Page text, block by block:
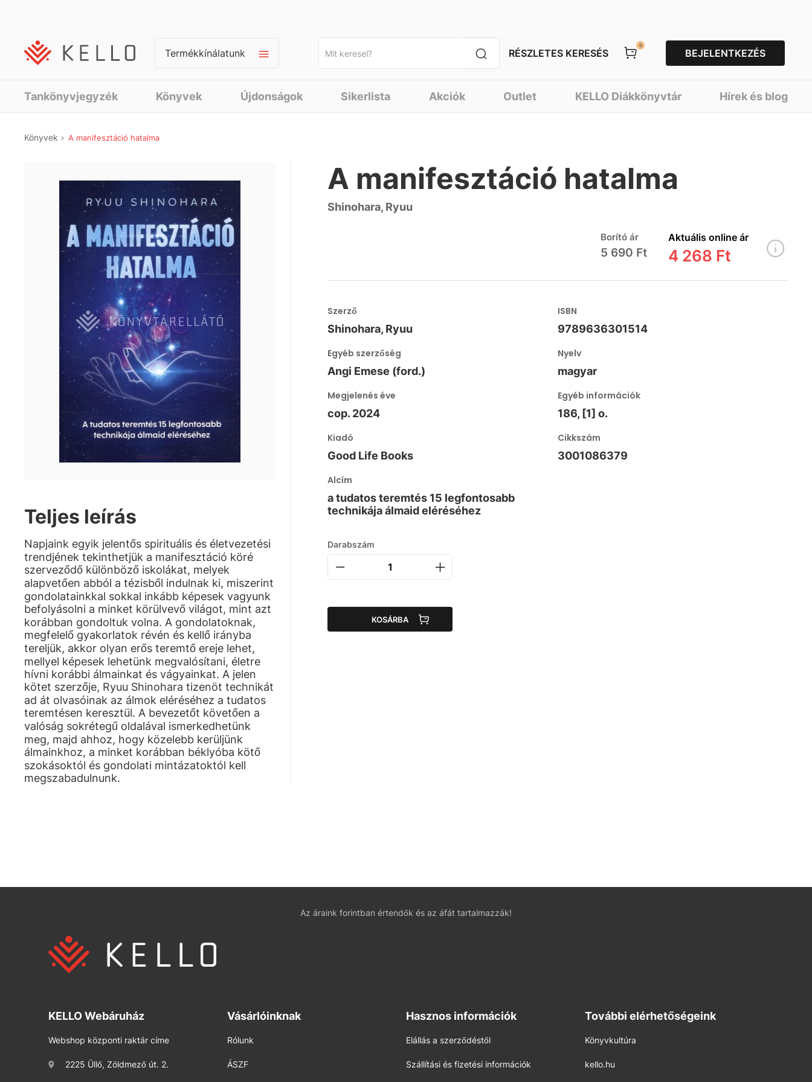
Termékkínálatunk RÉSZLETES KERESÉS
0
BEJELENTKEZÉS
Tankönyvjegyzék Könyvek Újdonságok Sikerlista Akciók Outlet KELLO Diákkönyvtár Hírek és blog
Könyvek A manifesztáció hatalma
Teljes leírás
Napjaink egyik jelentős spirituális és életvezetési
trendjének tekinthetjük a manifesztáció köré
szerveződő különböző iskolákat, melyek
alapvetően abból a tézisből indulnak ki, miszerint
gondolatainkkal sokkal inkább képesek vagyunk
befolyásolni a minket körülvevő világot, mint azt
korábban gondoltuk volna. A gondolatoknak,
megfelelő gyakorlatok révén és kellő irányba
tereljük, akkor olyan erős teremtő ereje lehet,
mellyel képesek lehetünk megvalósítani, életre
hívni korábbi álmainkat és vágyainkat. A jelen
kötet szerzője, Ryuu Shinohara tizenöt technikát
ad át olvasóinak az álmok eléréséhez a tudatos
teremtésen keresztül. A bevezetőt követően a
valóság sokrétegű oldalával ismerkedhetünk
meg, majd ahhoz, hogy közelebb kerüljünk
álmainkhoz, a minket korábban béklyóba kötő
szokásoktól és gondolati mintázatoktól kell
megszabadulnunk.
A manifesztáció hatalma
Shinohara, Ryuu
Borító ár
5 690 Ft
Aktuális online ár
4 268 Ft
Szerző
Shinohara, Ryuu
ISBN
9789636301514
Egyéb szerzőség
Angi Emese (ford.)
Nyelv
magyar
Megjelenés éve
cop. 2024
Egyéb információk
186, [1] o.
Kiadó
Good Life Books
Cikkszám
3001086379
Alcím
a tudatos teremtés 15 legfontosabb
technikája álmaid eléréséhez
Darabszám
KOSÁRBA
Az áraink forintban értendők és az áfát tartalmazzák!
KELLO Webáruház
Webshop központi raktár címe
2225 Üllő, Zöldmező út. 2.
Vásárlóinknak
Rólunk
ÁSZF
Hasznos információk
Elállás a szerződéstől
Szállítási és fizetési információk
További elérhetőségeink
Könyvkultúra
kello.hu